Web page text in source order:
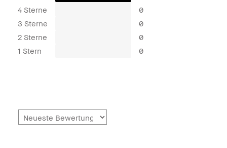
4 Sterne
0
3 Sterne
0
2 Sterne
0
1 Stern
0